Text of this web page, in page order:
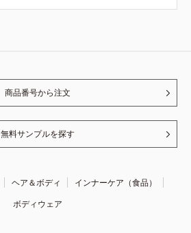
商品番号から注文
無料サンプルを探す
ヘア＆ボディ
インナーケア（食品）
ボディウェア